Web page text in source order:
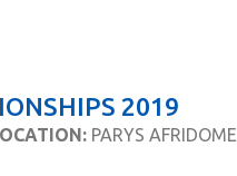
2019
PARYS AFRIDOME